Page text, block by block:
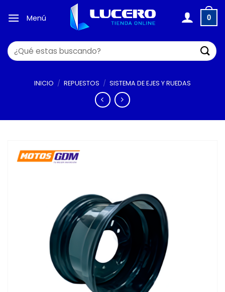
Menú 0
Buscar
por:
INICIO / REPUESTOS / SISTEMA DE EJES Y RUEDAS